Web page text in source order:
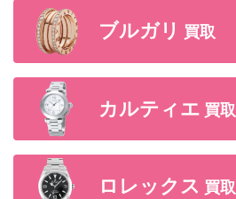
ブルガリ 買取
カルティエ 買取
ロレックス 買取